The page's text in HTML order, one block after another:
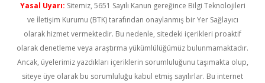
Yasal Uyarı: Sitemiz, 5651 Sayılı Kanun gereğince Bilgi Teknolojileri
ve İletişim Kurumu (BTK) tarafından onaylanmış bir Yer Sağlayıcı
olarak hizmet vermektedir. Bu nedenle, sitedeki içerikleri proaktif
olarak denetleme veya araştırma yükümlülüğümüz bulunmamaktadır.
Ancak, üyelerimiz yazdıkları içeriklerin sorumluluğunu taşımakta olup,
siteye üye olarak bu sorumluluğu kabul etmiş sayılırlar. Bu internet